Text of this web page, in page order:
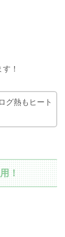
！
グ熱もヒート
！